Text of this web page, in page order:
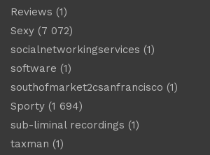
Reviews (1)
Sexy (7 072)
socialnetworkingservices (1)
software (1)
southofmarket2csanfrancisco (1)
Sporty (1 694)
sub-liminal recordings (1)
taxman (1)